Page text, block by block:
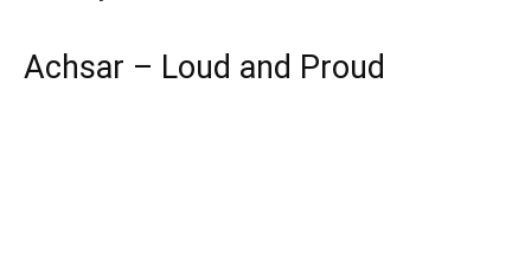
Achsar – Loud and Proud